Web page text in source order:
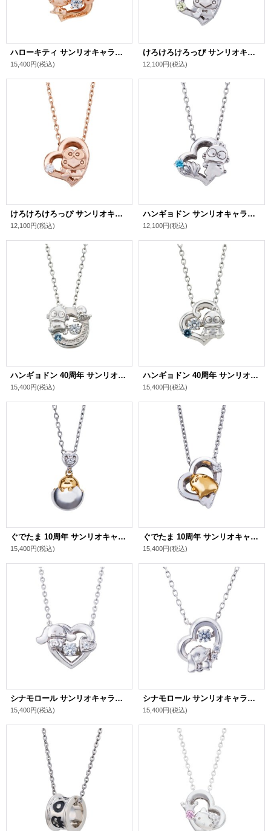
ハローキティ サンリオキャラクターズ ダンシングストーン ネックレス シルバー SAKT-N004PG
15,400円(税込)
けろけろけろっぴ サンリオキャラクターズ はぴだんぶい ネックレス シルバー SAKP-N001RD
12,100円(税込)
けろけろけろっぴ サンリオキャラクターズ はぴだんぶい ネックレス シルバー SAKP-N001PG
12,100円(税込)
ハンギョドン サンリオキャラクターズ はぴだんぶい ネックレス シルバー SAHD-N001RD
12,100円(税込)
ハンギョドン 40周年 サンリオキャラクターズ ダンシングストーン ネックレス シルバー SAHD40-N002RD
15,400円(税込)
ハンギョドン 40周年 サンリオキャラクターズ ダンシングストーン ネックレス シルバー SAHD40-N001RD
15,400円(税込)
ぐでたま 10周年 サンリオキャラクターズ ネックレス シルバー SAGU10-N002YG
15,400円(税込)
ぐでたま 10周年 サンリオキャラクターズ ネックレス シルバー SAGU10-N001YG
15,400円(税込)
シナモロール サンリオキャラクターズ ダンシングストーン ネックレス シルバー SACI-N055RD
15,400円(税込)
シナモロール サンリオキャラクターズ ダンシングストーン ネックレス シルバー SACI-N052RD
15,400円(税込)